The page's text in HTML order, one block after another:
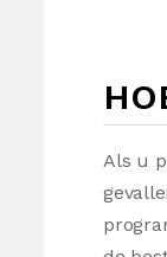
Als u